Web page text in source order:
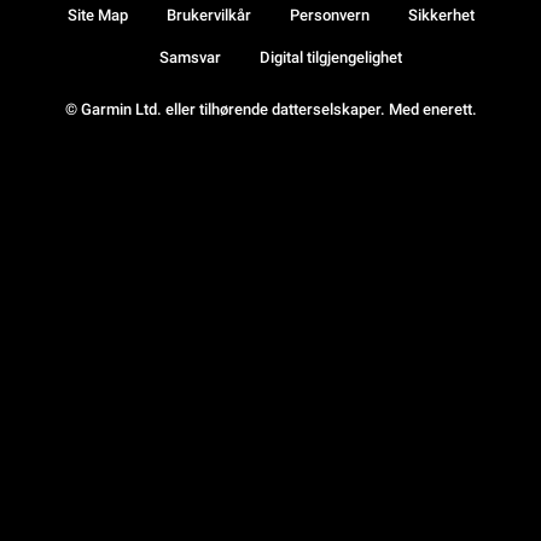
© Garmin Ltd. eller tilhørende datterselskaper. Med enerett.
Site Map Brukervilkår Personvern Sikkerhet
Samsvar Digital tilgjengelighet